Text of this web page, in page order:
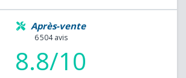
Après-vente
6 504 avis
8.8/10